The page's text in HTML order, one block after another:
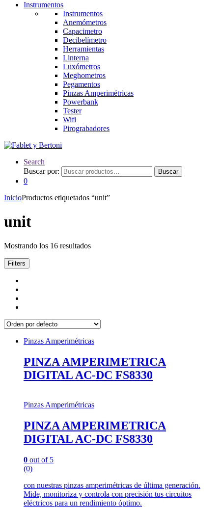
Instrumentos
Instrumentos
Anemómetros
Capacimetro
Decibelímetro
Herramientas
Linterna
Luxómetros
Meghometros
Pegamentos
Pinzas Amperimétricas
Powerbank
Tester
Wifi
Pirograbadores
Search
Buscar por:
Buscar
0
InicioProductos etiquetados “unit”
unit
Mostrando los 16 resultados
Filters
Pinzas Amperimétricas
PINZA AMPERIMETRICA
DIGITAL AC-DC FS8330
Pinzas Amperimétricas
PINZA AMPERIMETRICA
DIGITAL AC-DC FS8330
0 out of 5
(0)
con nuestras pinzas amperimétricas de última generación.
Mide, monitoriza y controla con precisión tus circuitos
eléctricos para un rendimiento óptimo.